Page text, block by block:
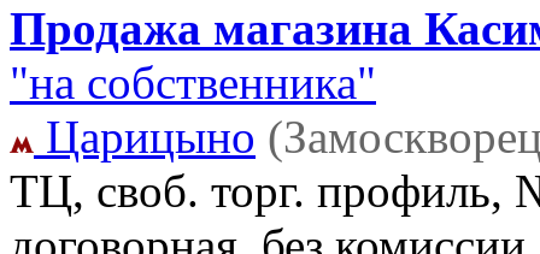
Продажа магазина
"на собственника"
Царицыно
ТЦ, своб. торг. профиль,